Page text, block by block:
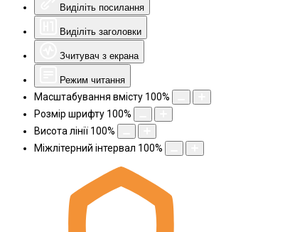
Виділіть посилання
Виділіть заголовки
Зчитувач з екрана
Режим читання
Масштабування вмісту 100%
Розмір шрифту 100%
Висота лінії 100%
Міжлітерний інтервал 100%